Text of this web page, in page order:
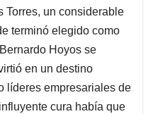
Torres, un considerable
terminó elegido como
Hoyos se
en un destino
líderes empresariales de
cura había que